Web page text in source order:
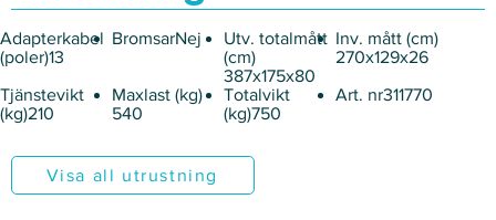
Adapterkabel
(poler)13
BromsarNej
Utv. totalmått
(cm)
387x175x80
Inv. mått (cm)
270x129x26
Tjänstevikt
(kg)210
Maxlast (kg)
540
Totalvikt
(kg)750
Art. nr311770
Visa all utrustning